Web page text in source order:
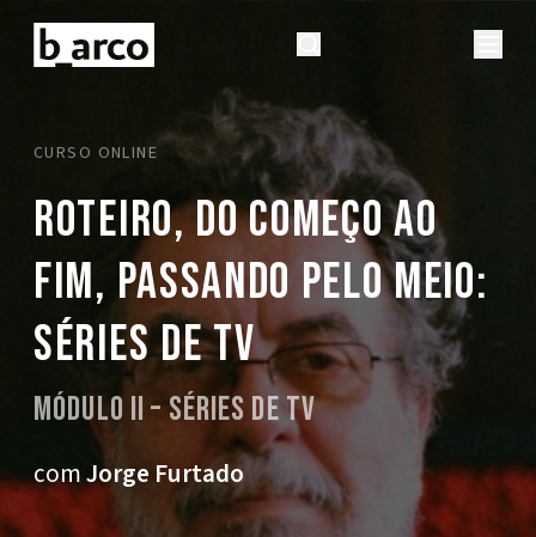
CURSO ONLINE
Roteiro, do começo ao
fim, passando pelo meio:
séries de TV
Módulo II – Séries de TV
comJorge Furtado